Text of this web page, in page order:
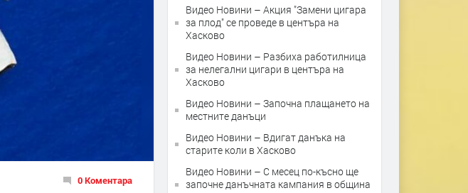
0 Коментара
Видео Новини – Акция "Замени цигара
за плод" се проведе в центъра на
Хасково
Видео Новини – Разбиха работилница
за нелегални цигари в центъра на
Хасково
Видео Новини – Започна плащането на
местните данъци
Видео Новини – Вдигат данъка на
старите коли в Хасково
Видео Новини – С месец по-късно ще
започне данъчната кампания в община